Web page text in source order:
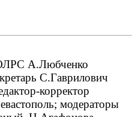
А.Любченко
С.Гаврилович
корректор
модераторы